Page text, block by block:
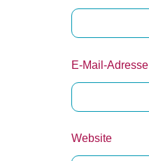
E-Mail-Adresse
Website